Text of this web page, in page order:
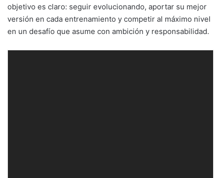
objetivo es claro: seguir evolucionando, aportar su mejor
versión en cada entrenamiento y competir al máximo nivel
en un desafío que asume con ambición y responsabilidad.